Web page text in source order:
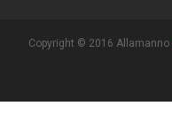
Copyright © 2016 Allamanno